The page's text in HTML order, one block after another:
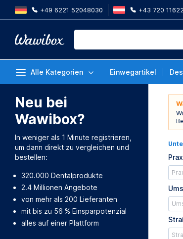
+49 6221 52048030 +43 720
Alle Kategorien Einwegartikel
Neu bei
Wawibox?
In weniger als 1 Minute registrieren,
um dann direkt zu vergleichen und
bestellen:
320.000 Dentalprodukte
2.4 Millionen Angebote
von mehr als 200 Lieferanten
mit bis zu 56 % Einsparpotenzial
alles auf einer Plattform